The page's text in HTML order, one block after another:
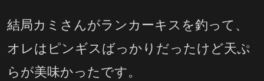
結局カミさんがランカーキスを釣って、
オレはピンギスばっかりだったけど天ぷ
らが美味かったです。